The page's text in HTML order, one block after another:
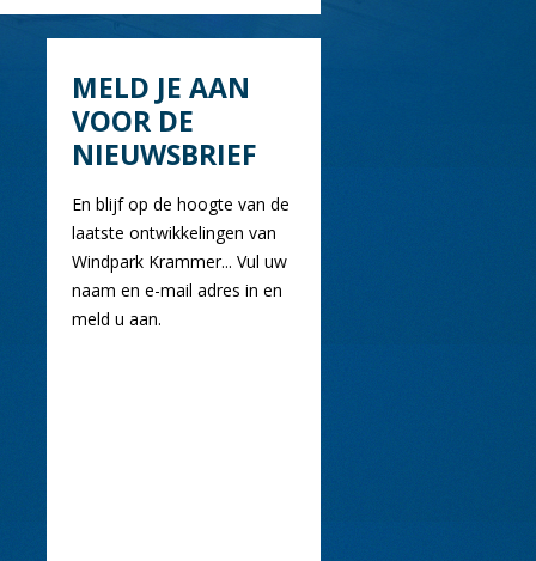
MELD JE AAN
VOOR DE
NIEUWSBRIEF
En blijf op de hoogte van de
laatste ontwikkelingen van
Windpark Krammer... Vul uw
naam en e-mail adres in en
meld u aan.